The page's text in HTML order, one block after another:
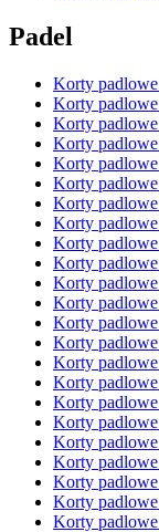
Padel
Korty padlowe
Korty
Korty
Korty padlowe
Korty padlowe
Korty
Korty padlowe
Korty
Korty
Korty
Korty
Korty
Korty
Korty
Korty
Korty
Korty
Korty
Korty
Korty
Korty
Korty
Korty